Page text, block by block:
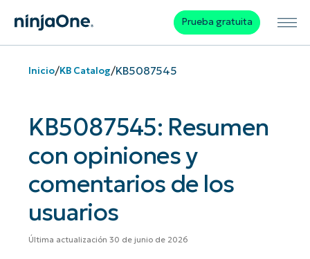
Prueba gratuita
Inicio/KB Catalog/KB5087545
KB5087545: Resumen
con opiniones y
comentarios de los
usuarios
Última actualización 30 de junio de 2026